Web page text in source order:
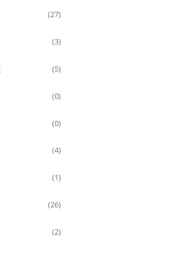
(27)
(3)
(5)
(0)
(0)
(4)
(1)
(26)
(2)